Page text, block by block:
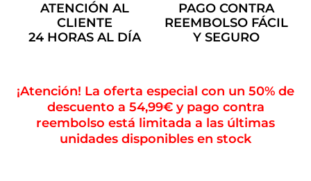
ATENCIÓN AL
CLIENTE
24 HORAS AL DÍA
PAGO CONTRA
REEMBOLSO FÁCIL
Y SEGURO
¡Atención! La oferta especial con un 50% de
descuento a 54,99€ y pago contra
reembolso está limitada a las últimas
unidades disponibles en stock